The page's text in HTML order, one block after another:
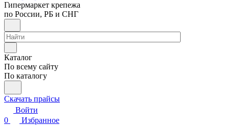
Гипермаркет крепежа
по России, РБ и СНГ
Каталог
По всему сайту
По каталогу
Скачать прайсы
Войти
0
Избранное